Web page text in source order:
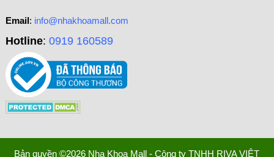
Email: info@nhakhoamall.com
Hotline: 0919 160589
Bản quyền ©2026 Nha Khoa Mall - Công ty TNHH RIVA VIỆT